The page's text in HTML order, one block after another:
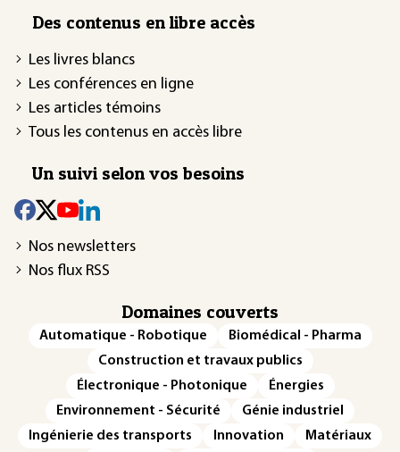
Des contenus en libre accès
Les livres blancs
Les conférences en ligne
Les articles témoins
Tous les contenus en accès libre
Un suivi selon vos besoins
Nos newsletters
Nos flux RSS
Domaines couverts
Automatique - Robotique
Biomédical - Pharma
Construction et travaux publics
Électronique - Photonique
Énergies
Environnement - Sécurité
Génie industriel
Ingénierie des transports
Innovation
Matériaux